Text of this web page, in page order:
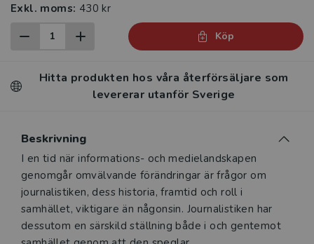
Exkl. moms: 430 kr
Köp
Hitta produkten hos våra återförsäljare som
levererar utanför Sverige
Beskrivning
Beskrivning
I en tid när informations- och medielandskapen
genomgår omvälvande förändringar är frågor om
journalistiken, dess historia, framtid och roll i
samhället, viktigare än någonsin. Journalistiken har
dessutom en särskild ställning både i och gentemot